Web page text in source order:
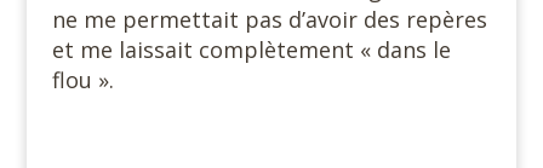
ne me permettait pas d’avoir des repères
et me laissait complètement « dans le
flou ».